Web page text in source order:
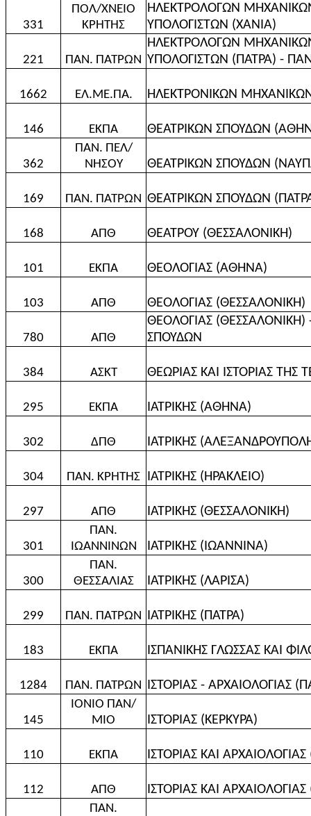
331
ΠΟΛ/ΧΝΕΙΟ
ΚΡΗΤΗΣ
ΗΛΕΚΤΡΟΛΟΓΩΝ
ΥΠΟΛΟΓΙΣΤΩΝ (ΧΑΝΙΑ)
221 ΠΑΝ. ΠΑΤΡΩΝ
ΗΛΕΚΤΡΟΛΟΓΩΝ
ΥΠΟΛΟΓΙΣΤΩΝ (ΠΑΤΡΑ) -
1662 ΕΛ.ΜΕ.ΠΑ. ΗΛΕΚΤΡΟΝΙΚΩΝ
146 ΕΚΠΑ ΘΕΑΤΡΙΚΩΝ ΣΠΟΥΔΩΝ
362
ΠΑΝ. ΠΕΛ/
ΝΗΣΟΥ
ΘΕΑΤΡΙΚΩΝ ΣΠΟΥΔΩΝ
169 ΠΑΝ. ΠΑΤΡΩΝ ΘΕΑΤΡΙΚΩΝ ΣΠΟΥΔΩΝ
168 ΑΠΘ ΘΕΑΤΡΟΥ (ΘΕΣΣΑΛΟΝΙΚΗ)
101 ΕΚΠΑ ΘΕΟΛΟΓΙΑΣ (ΑΘΗΝΑ)
103 ΑΠΘ ΘΕΟΛΟΓΙΑΣ (ΘΕΣΣΑΛΟΝΙΚΗ)
780 ΑΠΘ
ΘΕΟΛΟΓΙΑΣ
ΣΠΟΥΔΩΝ
384 ΑΣΚΤ ΘΕΩΡΙΑΣ ΚΑΙ ΙΣΤΟΡΙΑΣ
295 ΕΚΠΑ ΙΑΤΡΙΚΗΣ (ΑΘΗΝΑ)
302 ΔΠΘ ΙΑΤΡΙΚΗΣ
304 ΠΑΝ. ΚΡΗΤΗΣ ΙΑΤΡΙΚΗΣ (ΗΡΑΚΛΕΙΟ)
297 ΑΠΘ ΙΑΤΡΙΚΗΣ (ΘΕΣΣΑΛΟΝΙΚΗ)
301
ΠΑΝ.
ΙΩΑΝΝΙΝΩΝ
ΙΑΤΡΙΚΗΣ (ΙΩΑΝΝΙΝΑ)
300
ΠΑΝ.
ΘΕΣΣΑΛΙΑΣ
ΙΑΤΡΙΚΗΣ (ΛΑΡΙΣΑ)
299 ΠΑΝ. ΠΑΤΡΩΝ ΙΑΤΡΙΚΗΣ (ΠΑΤΡΑ)
183 ΕΚΠΑ ΙΣΠΑΝΙΚΗΣ ΓΛΩΣΣΑΣ ΚΑΙ
1284 ΠΑΝ. ΠΑΤΡΩΝ ΙΣΤΟΡΙΑΣ - ΑΡΧΑΙΟΛΟΓΙΑΣ
145
ΙΟΝΙΟ ΠΑΝ/
ΜΙΟ
ΙΣΤΟΡΙΑΣ (ΚΕΡΚΥΡΑ)
110 ΕΚΠΑ ΙΣΤΟΡΙΑΣ ΚΑΙ
112 ΑΠΘ ΙΣΤΟΡΙΑΣ ΚΑΙ
ΠΑΝ.